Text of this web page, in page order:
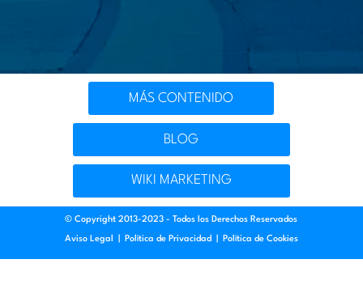
MÁS CONTENIDO
BLOG
WIKI MARKETING
© Copyright 2013-2023 - Todos los Derechos Reservados
Aviso Legal Política de Privacidad Política de Cookies